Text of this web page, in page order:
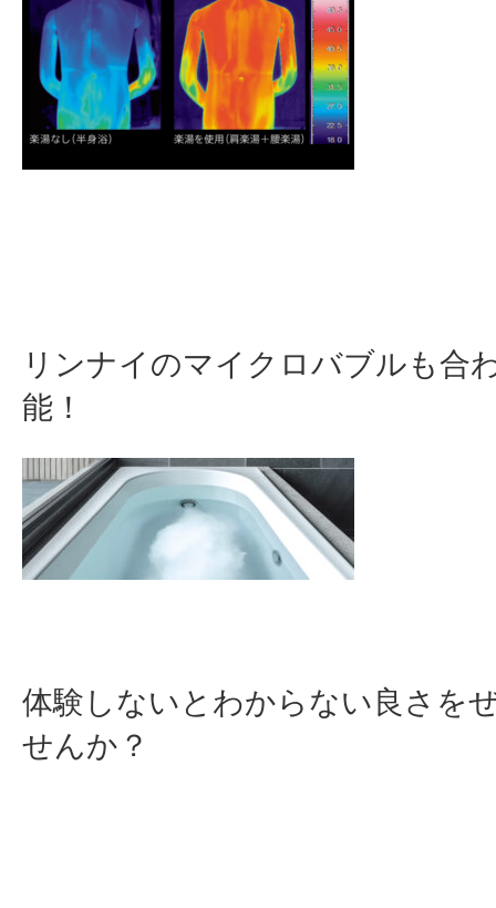
リンナイのマイクロバブルも合
能！
体験しないとわからない良さを
せんか？